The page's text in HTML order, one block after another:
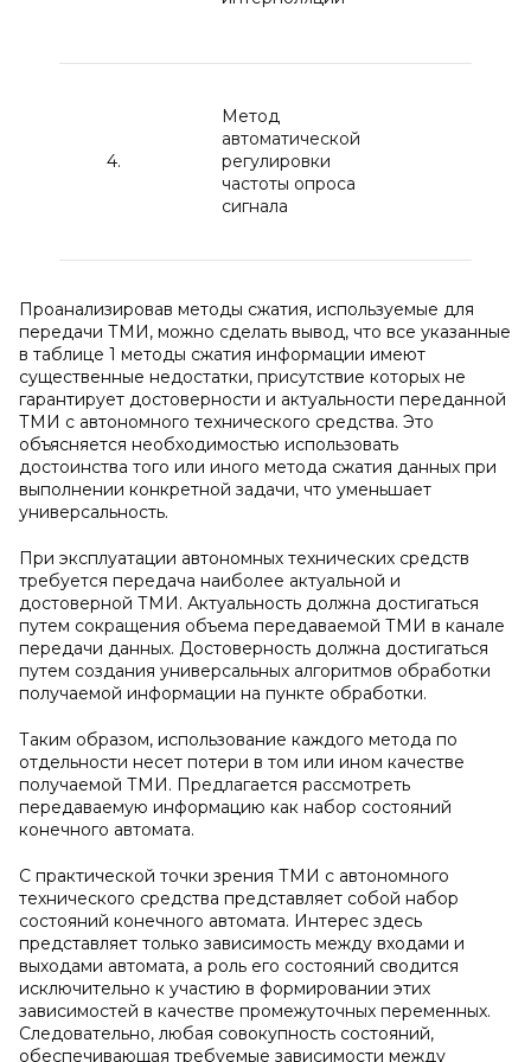
4.
Метод
автоматической
регулировки
частоты опроса
сигнала
Проанализировав методы сжатия, используемые для
передачи ТМИ, можно сделать вывод, что все указанные
в таблице 1 методы сжатия информации имеют
существенные недостатки, присутствие которых не
гарантирует достоверности и актуальности переданной
ТМИ с автономного технического средства. Это
объясняется необходимостью использовать
достоинства того или иного метода сжатия данных при
выполнении конкретной задачи, что уменьшает
универсальность.
При эксплуатации автономных технических средств
требуется передача наиболее актуальной и
достоверной ТМИ. Актуальность должна достигаться
путем сокращения объема передаваемой ТМИ в канале
передачи данных. Достоверность должна достигаться
путем создания универсальных алгоритмов обработки
получаемой информации на пункте обработки.
Таким образом, использование каждого метода по
отдельности несет потери в том или ином качестве
получаемой ТМИ. Предлагается рассмотреть
передаваемую информацию как набор состояний
конечного автомата.
С практической точки зрения ТМИ с автономного
технического средства представляет собой набор
состояний конечного автомата. Интерес здесь
представляет только зависимость между входами и
выходами автомата, а роль его состояний сводится
исключительно к участию в формировании этих
зависимостей в качестве промежуточных переменных.
Следовательно, любая совокупность состояний,
обеспечивающая требуемые зависимости между